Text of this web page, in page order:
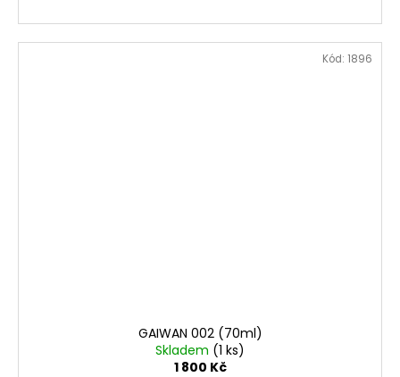
GAIWAN 002 (70ml)
Skladem (1 ks)
1 800 Kč
Kód: 1896